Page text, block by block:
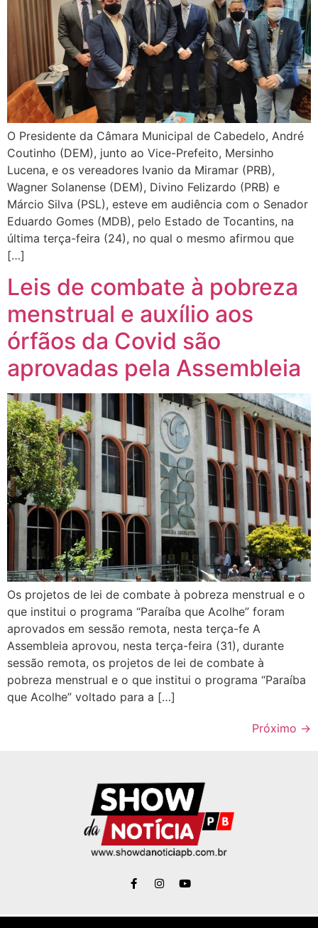
O Presidente da Câmara Municipal de Cabedelo, André
Coutinho (DEM), junto ao Vice-Prefeito, Mersinho
Lucena, e os vereadores Ivanio da Miramar (PRB),
Wagner Solanense (DEM), Divino Felizardo (PRB) e
Márcio Silva (PSL), esteve em audiência com o Senador
Eduardo Gomes (MDB), pelo Estado de Tocantins, na
última terça-feira (24), no qual o mesmo afirmou que
[…]
Leis de combate à pobreza
menstrual e auxílio aos
órfãos da Covid são
aprovadas pela Assembleia
Os projetos de lei de combate à pobreza menstrual e o
que institui o programa “Paraíba que Acolhe” foram
aprovados em sessão remota, nesta terça-fe A
Assembleia aprovou, nesta terça-feira (31), durante
sessão remota, os projetos de lei de combate à
pobreza menstrual e o que institui o programa “Paraíba
que Acolhe” voltado para a […]
Próximo →